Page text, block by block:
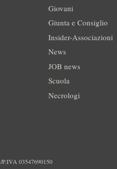
Giovani
Giunta e Consiglio
Insider-Associazioni
News
JOB news
Scuola
Necrologi
P.IVA 03547690150